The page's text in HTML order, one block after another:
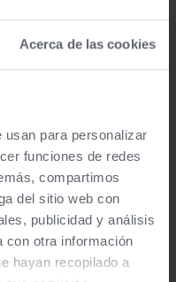
Acerca de las cookies
para personalizar
funciones de redes
compartimos
del sitio web con
publicidad y análisis
con otra información
hayan recopilado a
- Vizcaya - Valencia -